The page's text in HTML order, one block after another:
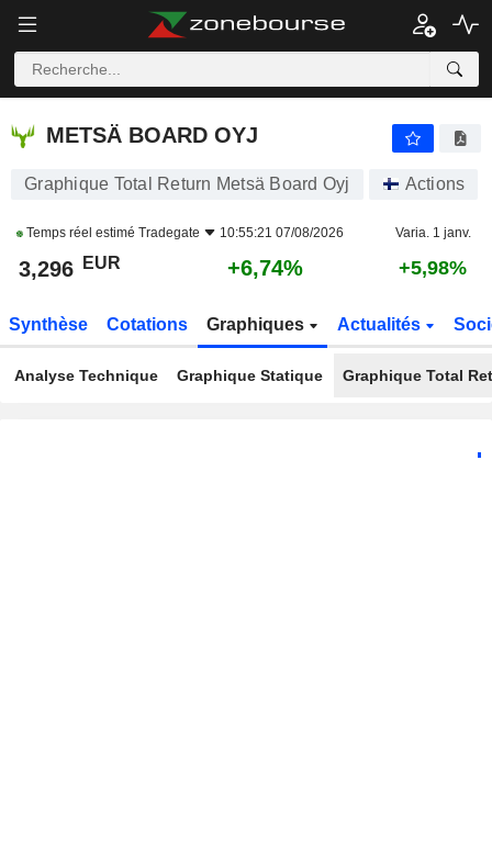
METSÄ BOARD OYJ
METSÄ BOARD OYJ
Graphique Total Return Metsä Board Oyj Actions
Temps réel estimé Tradegate 10:55:21 07/08/2026 Varia. 1 janv.
3,296 EUR +6,74% +5,98%
Synthèse Cotations Graphiques Actualités
Analyse Technique Graphique Statique Graphique Total